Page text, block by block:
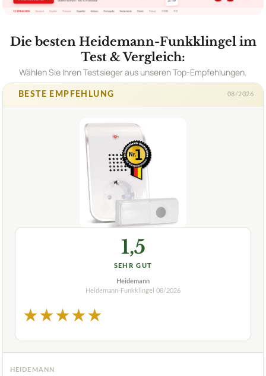
Die besten Heidemann-Funkklingel im
Test & Vergleich:
Wählen Sie Ihren Testsieger aus unseren Top-Empfehlungen.
BESTE EMPFEHLUNG 08/2026
1,5
SEHR GUT
Heidemann
Heidemann-Funkklingel
08/2026
★★★★★
HEIDEMANN